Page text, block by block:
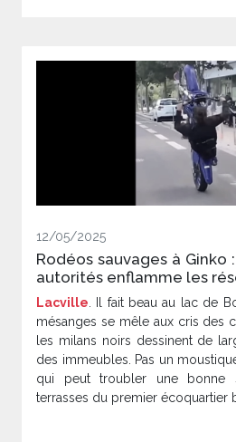
12/05/2025
Rodéos sauvages à Ginko
autorités enflamme les
Lacville . Il fait beau au lac de
mésanges se mêle aux cris des
les milans noirs dessinent de
des immeubles. Pas un
qui peut troubler une bonne
terrasses du premier écoquartier